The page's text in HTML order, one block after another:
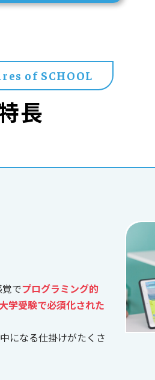
of SCHOOL
長
でプログラミング的
学受験で必須化された
になる仕掛けがたくさ